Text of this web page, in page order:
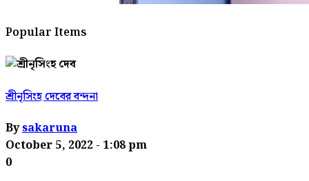
Popular Items
শ্রীনৃসিংহ দেবের বন্দনা
Bysakaruna
October 5, 2022 - 1:08 pm
0